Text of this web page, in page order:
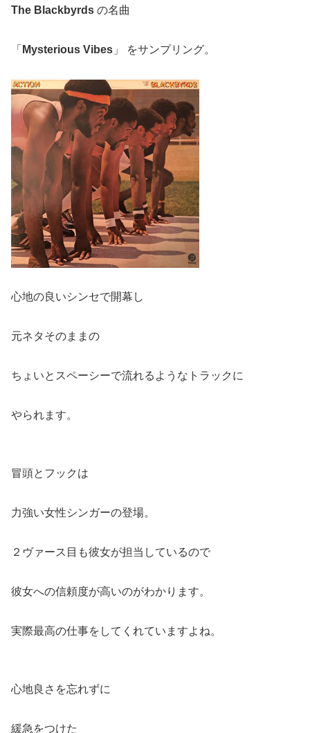
The Blackbyrds の名曲
「 Mysterious Vibes 」 をサンプリング。
心地の良いシンセで開幕し
元ネタそのままの
ちょいとスペーシーで流れるようなトラックに
やられます。
冒頭とフックは
力強い女性シンガーの登場。
２ヴァース目も彼女が担当しているので
彼女への信頼度が高いのがわかります。
実際最高の仕事をしてくれていますよね。
心地良さを忘れずに
緩急をつけた